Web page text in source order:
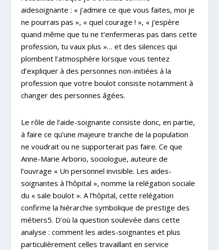
aidesoignante : « j’admire ce que vous faites, moi je
ne pourrais pas », « quel courage ! », « j’espère
quand même que tu ne t’enfermeras pas dans cette
profession, tu vaux plus »… et des silences qui
plombent l’atmosphère lorsque vous tentez
d’expliquer à des personnes non-initiées à la
profession que votre boulot consiste notamment à
changer des personnes âgées.
Le rôle de l’aide-soignante consiste donc, en partie,
à faire ce qu’une majeure tranche de la population
ne voudrait ou ne supporterait pas faire. Ce que
Anne-Marie Arborio, sociologue, auteure de
l’ouvrage « Un personnel invisible. Les aides-
soignantes à l’hôpital », nomme la relégation sociale
du « sale boulot ». A l’hôpital, cette relégation
confirme la hiérarchie symbolique de prestige des
métiers5. D’où la question soulevée dans cette
analyse : comment les aides-soignantes et plus
particulièrement celles travaillant en service